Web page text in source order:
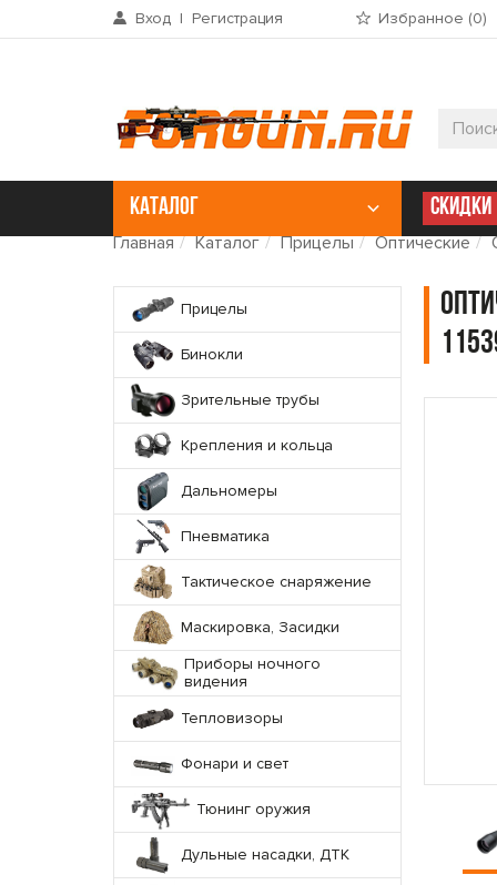
Вход | Регистрация Избранное (0)
КАТАЛОГ СКИДКИ
Главная Каталог Прицелы Оптические
Прицелы
Бинокли
Зрительные трубы
Крепления и кольца
Дальномеры
Пневматика
Тактическое снаряжение
Маскировка, Засидки
Приборы ночного
видения
Тепловизоры
Фонари и свет
Тюнинг оружия
Дульные насадки, ДТК